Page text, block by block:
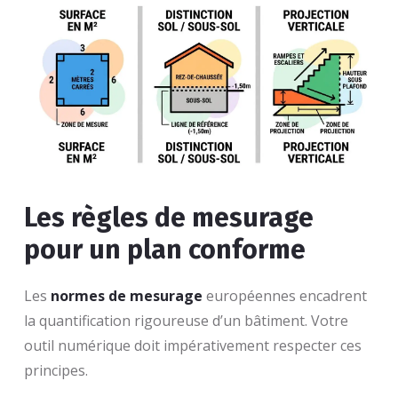
Les règles de mesurage
pour un plan conforme
Les normes de mesurage européennes encadrent
la quantification rigoureuse d’un bâtiment. Votre
outil numérique doit impérativement respecter ces
principes.